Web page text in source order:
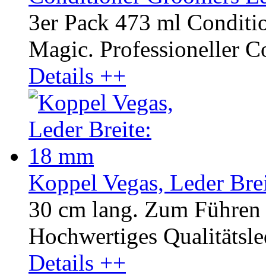
3er Pack 473 ml
Magic. Professioneller
Details ++
Koppel Vegas, Leder
30 cm lang. Zum
Hochwertiges
Details ++